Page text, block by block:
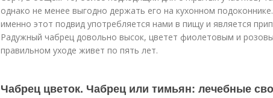
однако не менее выгодно держать его на кухонном
именно этот подвид употребляется нами в пищу и является
Радужный чабрец довольно высок, цветет фиолетовым и
правильном уходе живет по пять лет.
Чабрец цветок. Чабрец или тимьян: лечебные